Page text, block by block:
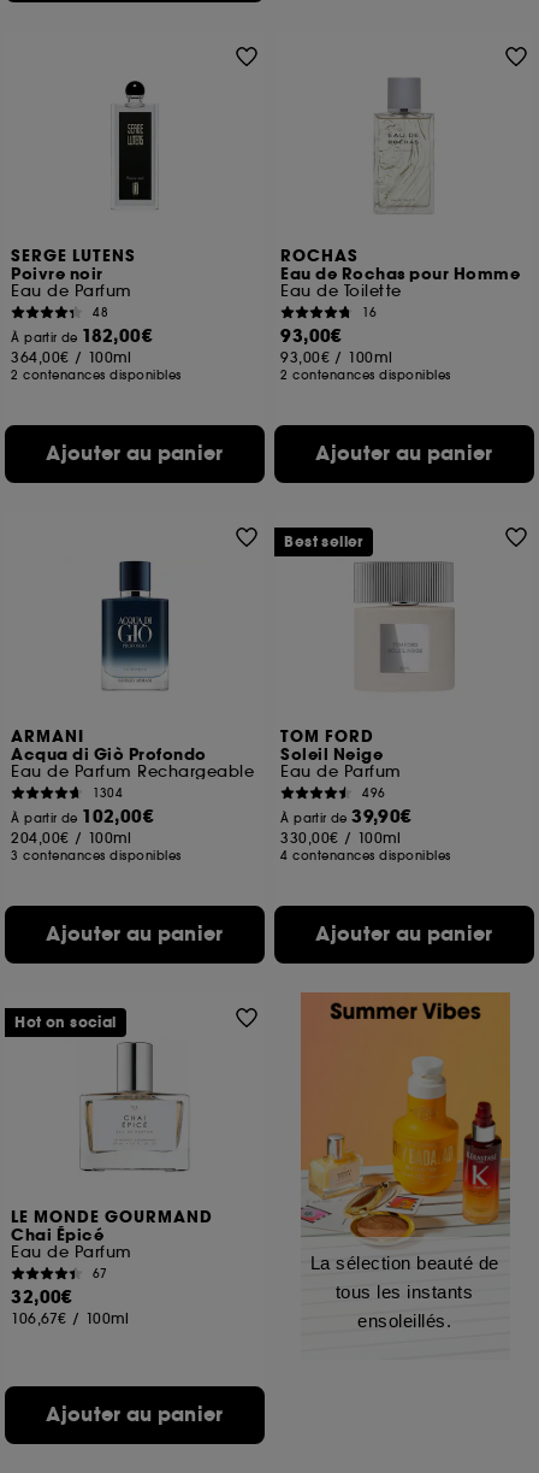
SERGE LUTENS
Poivre noir
Eau de Parfum
48
À partir de 182,00€
364,00€ / 100ml
2 contenances disponibles
Ajouter au panier
ROCHAS
Eau de Rochas pour Homme
Eau de Toilette
16
93,00€
93,00€ / 100ml
2 contenances disponibles
Ajouter au panier
ARMANI
Acqua di Giò Profondo
Eau de Parfum Rechargeable
1304
À partir de 102,00€
204,00€ / 100ml
3 contenances disponibles
Ajouter au panier
TOM FORD
Soleil Neige
Eau de Parfum
496
À partir de39,90€
330,00€ / 100ml
4 contenances disponibles
Ajouter au panier
Best seller
LE MONDE GOURMAND
Chai Épicé
Eau de Parfum
67
32,00€
106,67€ / 100ml
Ajouter au panier
Hot on social
La sélection beauté de
tous les instants
ensoleillés.